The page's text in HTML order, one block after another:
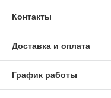
Контакты
Доставка и оплата
График работы